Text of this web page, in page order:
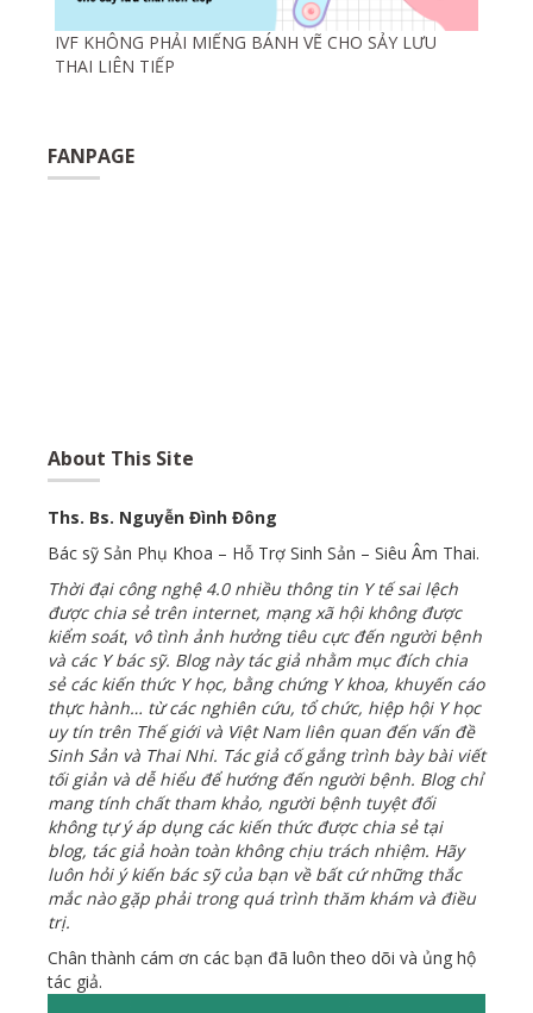
IVF KHÔNG PHẢI MIẾNG BÁNH VẼ CHO SẢY LƯU
THAI LIÊN TIẾP
FANPAGE
About This Site
Ths. Bs. Nguyễn Đình Đông
Bác sỹ Sản Phụ Khoa – Hỗ Trợ Sinh Sản – Siêu Âm Thai.
Thời đại công nghệ 4.0 nhiều thông tin Y tế sai lệch
được chia sẻ trên internet, mạng xã hội không được
kiểm soát, vô tình ảnh hưởng tiêu cực đến người bệnh
và các Y bác sỹ. Blog này tác giả nhằm mục đích chia
sẻ các kiến thức Y học, bằng chứng Y khoa, khuyến cáo
thực hành… từ các nghiên cứu, tổ chức, hiệp hội Y học
uy tín trên Thế giới và Việt Nam liên quan đến vấn đề
Sinh Sản và Thai Nhi. Tác giả cố gắng trình bày bài viết
tối giản và dễ hiểu để hướng đến người bệnh. Blog chỉ
mang tính chất tham khảo, người bệnh tuyệt đối
không tự ý áp dụng các kiến thức được chia sẻ tại
blog, tác giả hoàn toàn không chịu trách nhiệm. Hãy
luôn hỏi ý kiến bác sỹ của bạn về bất cứ những thắc
mắc nào gặp phải trong quá trình thăm khám và điều
trị.
Chân thành cám ơn các bạn đã luôn theo dõi và ủng hộ
tác giả.